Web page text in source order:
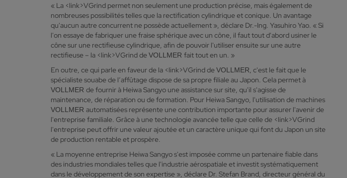
« La <link>VGrind permet non seulement une production précise, mais également de
nombreuses possibilités telles que la rectification cylindrique et conique. Un avantage
qu'aucun autre concurrent ne possède actuellement », déclare Dr.-Ing. Yasuhiro Yao. « Si
l'on essaye de fabriquer une fraise sphérique avec un cône, il faut tout d'abord usiner le
cône sur une rectifieuse cylindrique, afin de pouvoir l'utiliser ensuite sur une autre
rectifieuse – la <link>VGrind de VOLLMER fait tout en un. »
En outre, ce qui parle en faveur de la <link>VGrind de VOLLMER , c'est le fait que le
spécialiste souabe de l’affûtage dispose de sa propre filiale au Japon. Cela permet à
VOLLMER de fournir à Heiwa Sangyo une assistance sur site, qu'il s'agisse de
maintenance, de réparation ou de formation. Pour Heiwa Sangyo, l'utilisation de machines
VOLLMER automatisées représente une contribution importante pour assurer l'avenir de
l'entreprise familiale. Grâce à une technologie avancée telle que celle de <link>VGrind
l'entreprise peut offrir une valeur ajoutée et un caractère unique qui font du Japon un site
de production rentable et prospère.
« La moyenne entreprise Heiwa Sangyo s'est imposée comme un partenaire fiable dans
des industries mondiales telles que l'industrie aérospatiale et investit systématiquement
dans le développement de son expertise », déclare Dr. Stefan Brand, directeur général du